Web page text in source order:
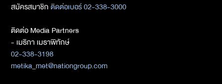
สมัครสมาชิกติดต่อเบอร์ 02-338-3000
ติดต่อ Media Partners
- เมธิกา เมธาพิทักษ์
02-338-3198
metika_met@nationgroup.com